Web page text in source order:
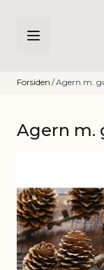
Forsiden /Agern m.
Agern m.